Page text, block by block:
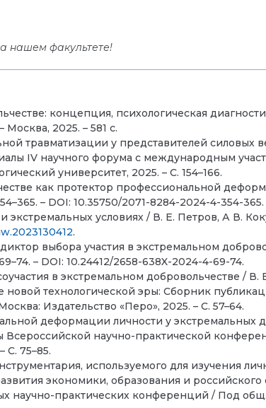
нашем факультете!
концепция, психологическая
2025. – 581 с.
травматизации у представителей силовых
IV научного форума с международным
университет, 2025. – С. 154–166.
как протектор профессиональной
– DOI: 10.35750/2071-8284-2024-4-354-365.
условиях / В. Е. Петров, А В.
.
выбора участия в экстремальном
– DOI: 10.24412/2658-638X-2024-4-69-74.
в экстремальном добровольчестве /
новой технологической эры: Сборник
Издательство «Перо», 2025. – С. 57–64.
деформации личности у экстремальных
Всероссийской научно-практической
75–85.
используемого для изучения
экономики, образования и
научно-практических конференций / Под